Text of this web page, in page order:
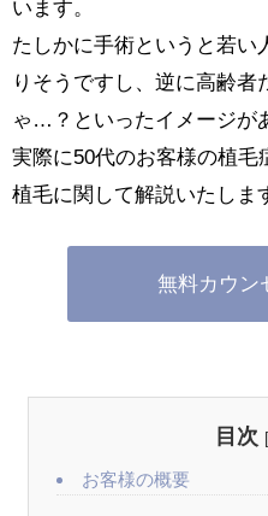
います。
たしかに手術というと若い
りそうですし、逆に高齢者
ゃ…？といったイメージが
実際に50代のお客様の植
植毛に関して解説いたしま
無料カウン
目次 [
お客様の概要